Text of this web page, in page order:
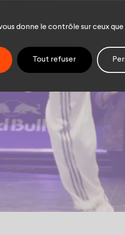
donne le contrôle sur ceux
Tout refuser